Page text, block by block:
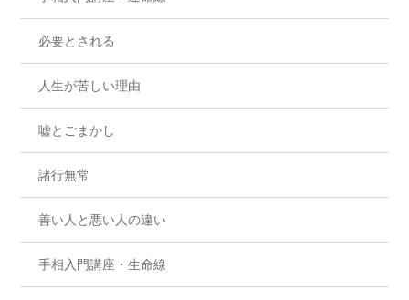
必要とされる
人生が苦しい理由
嘘とごまかし
諸行無常
善い人と悪い人の違い
手相入門講座・生命線